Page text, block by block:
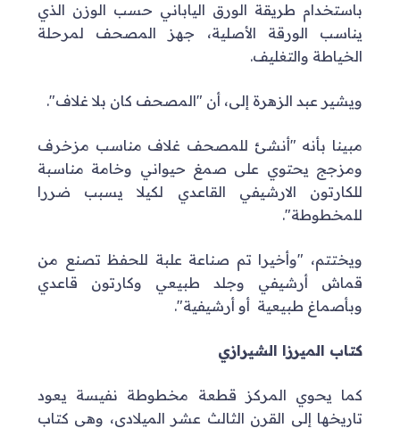
باستخدام طريقة الورق الياباني حسب الوزن الذي
يناسب الورقة الأصلية، جهز المصحف لمرحلة
الخياطة والتغليف.
ويشير عبد الزهرة إلى، أن "المصحف كان بلا غلاف".
مبينا بأنه "أنشئ للمصحف غلاف مناسب مزخرف
ومزجج يحتوي على صمغ حيواني وخامة مناسبة
للكارتون الارشيفي القاعدي لكيلا يسبب ضررا
للمخطوطة".
ويختتم، "وأخيرا تم صناعة علبة للحفظ تصنع من
قماش أرشيفي وجلد طبيعي وكارتون قاعدي
وبأصماغ طبيعية أو أرشيفية".
كتاب الميرزا الشيرازي
كما يحوي المركز قطعة مخطوطة نفيسة يعود
تاريخها إلى القرن الثالث عشر الميلادي، وهي كتاب